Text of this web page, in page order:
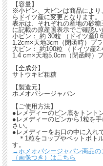
【容量】
※小ビン、大ビンは商品によ
らドイツ産に変更となります。
表示は、それぞれの産地の砂
に記載の原産国表示でご確認い
小ビン： 約 30粒 （ドイツ産
1.2cm×天地3cm（閉函時）プ
大ビン： 約100粒 （ドイツ
1.4 cm×天地5.0cm（閉函時）
【全成分】
サトウキビ粗糖
【製造元】
ホメオパシージャパン
【ご使用方法】
●レメディーのビン底をトント
●レメディーのビンから1粒を
さい。
●レメディーをお口の中に入れ
＊1粒をコップやペットボト
す。
→ホメオパシージャパン商品
（画像つき）はこちら